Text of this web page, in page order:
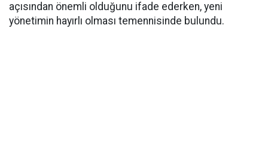
açısından önemli olduğunu ifade ederken, yeni
yönetimin hayırlı olması temennisinde bulundu.